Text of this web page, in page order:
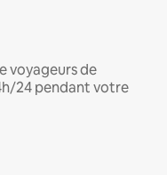
voyageurs de
24 pendant votre